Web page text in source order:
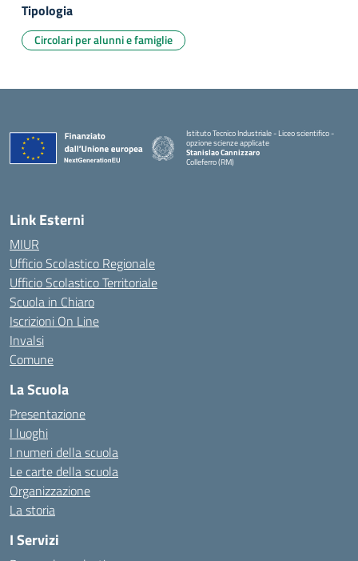
Tipologia
Circolari per alunni e famiglie
Istituto Tecnico Industriale - Liceo scientifico -
opzione scienze applicate
Stanislao Cannizzaro
Colleferro (RM)
Link Esterni
MIUR
Ufficio Scolastico Regionale
Ufficio Scolastico Territoriale
Scuola in Chiaro
Iscrizioni On Line
Invalsi
Comune
La Scuola
Presentazione
I luoghi
I numeri della scuola
Le carte della scuola
Organizzazione
La storia
I Servizi